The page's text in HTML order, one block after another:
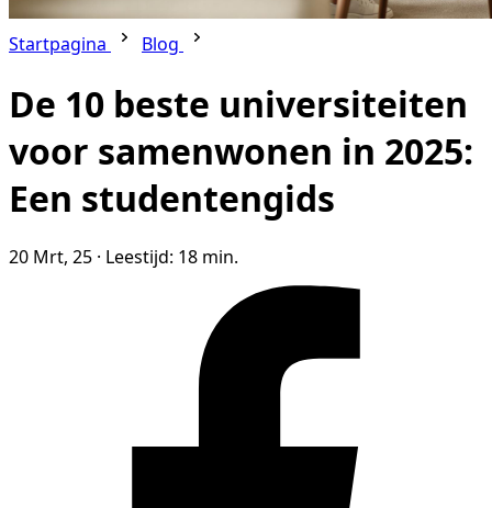
Startpagina Blog
De 10 beste universiteiten
voor samenwonen in 2025:
Een studentengids
20 Mrt, 25 · Leestijd: 18 min.